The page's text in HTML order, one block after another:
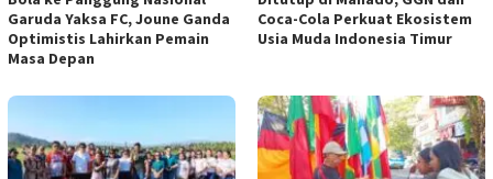
Garuda Yaksa FC, Joune Ganda
Optimistis Lahirkan Pemain
Masa Depan
Coca-Cola Perkuat Ekosistem
Usia Muda Indonesia Timur